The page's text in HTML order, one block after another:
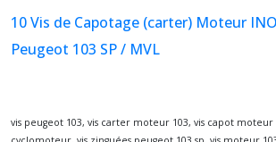
10 Vis de Capotage (carter) Moteur
Peugeot 103 SP / MVL
vis peugeot 103, vis carter moteur 103, vis capot moteur